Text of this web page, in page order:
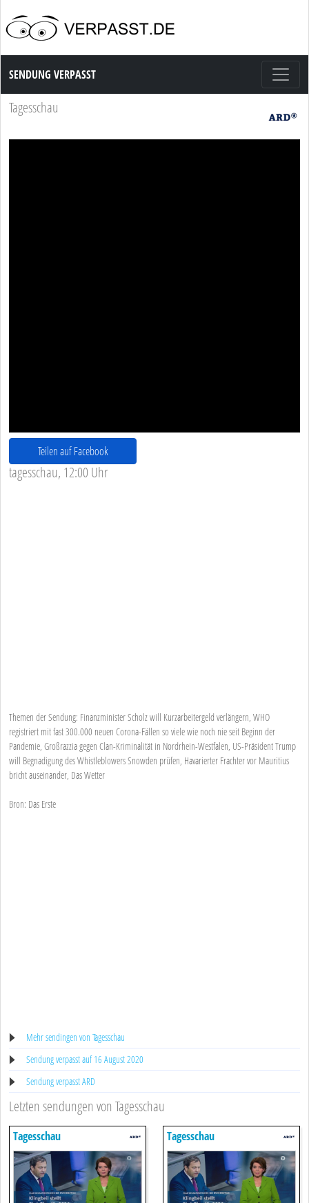
Sendung Verpasst
SENDUNG VERPASST
Tagesschau
Teilen auf Facebook
tagesschau, 12:00 Uhr
Themen der Sendung: Finanzminister Scholz will Kurzarbeitergeld verlängern, WHO
registriert mit fast 300.000 neuen Corona-Fällen so viele wie noch nie seit Beginn der
Pandemie, Großrazzia gegen Clan-Kriminalität in Nordrhein-Westfalen, US-Präsident Trump
will Begnadigung des Whistleblowers Snowden prüfen, Havarierter Frachter vor Mauritius
bricht auseinander, Das Wetter
Bron: Das Erste
Mehr sendingen von Tagesschau
Sendung verpasst auf 16 August 2020
Sendung verpasst ARD
Letzten sendungen von Tagesschau
Tagesschau Tagesschau